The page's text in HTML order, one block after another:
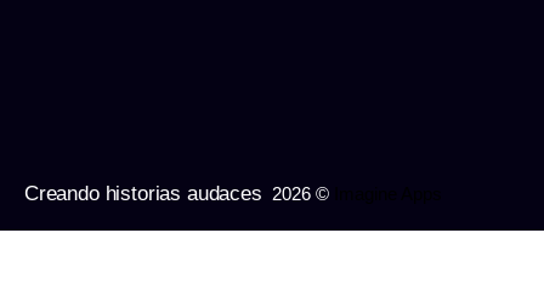
Creando historias audaces 2026 ©